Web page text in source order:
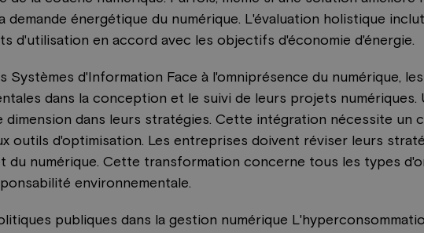
demande énergétique du numérique. L'évaluation holistique
d'utilisation en accord avec les objectifs d'économie d'énergie.
Systèmes d'Information Face à l'omniprésence du numérique,
dans la conception et le suivi de leurs projets numériques.
dans leurs stratégies. Cette intégration nécessite un
outils d'optimisation. Les entreprises doivent réviser leurs
du numérique. Cette transformation concerne tous les types
environnementale.
publiques dans la gestion numérique